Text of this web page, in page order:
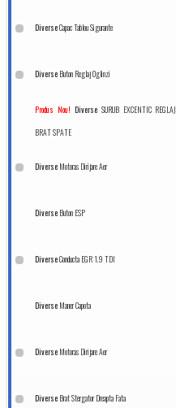
DiverseCapac Tablou Sigurante
Diverse Buton Reglaj Oglinzi
Produs Nou! Diverse SURUB EXCENTIC REGLAJ
BRAT SPATE
Diverse Motoras Dirijare Aer
Diverse Buton ESP
DiverseConducta EGR 1.9 TDI
Diverse Maner Capota
Diverse Motoras Dirijare Aer
Diverse Brat Stergator Dreapta Fata